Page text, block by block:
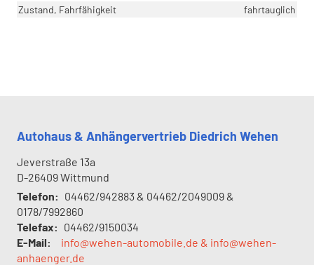
Zustand, Fahrfähigkeit
fahrtauglich
Autohaus & Anhängervertrieb Diedrich Wehen
Jeverstraße 13a
D-26409Wittmund
Telefon: 04462/942883 & 04462/2049009 &
0178/7992860
Telefax: 04462/9150034
E-Mail:
info@wehen-automobile.de & info@wehen-
anhaenger.de